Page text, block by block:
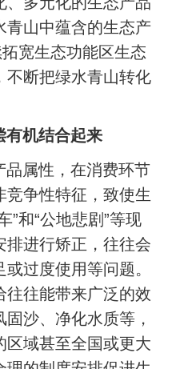
青山中蕴含的生态产
宽生态功能区生态
不断把绿水青山转化
有机结合起来
品属性，在消费环节
竞争性特征，致使生
”和“公地悲剧”等现
排进行矫正，往往会
过度使用等问题。
往往能带来广泛的效
沙、净化水质等，
区域甚至全国或更大